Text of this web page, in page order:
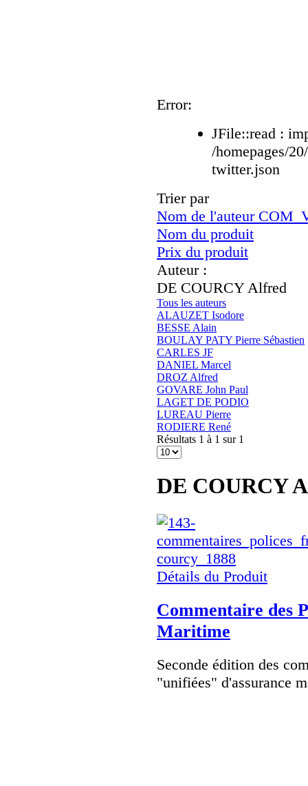
Error:
JFile::read :
/homepages/
twitter.json
Trier par
Nom de l'auteur
Nom du produit
Prix du produit
Auteur :
DE COURCY Alfred
Tous les auteurs
ALAUZET Isodore
BESSE Alain
BOULAY PATY Pierre Sébastien
CARLES JF
DANIEL Marcel
DROZ Alfred
GOVARE John Paul
LAGET DE PODIO
LUREAU Pierre
RODIERE René
Résultats 1 à 1 sur 1
DE COURCY
Détails du Produit
Commentaire des
Maritime
Seconde édition des
"unifiées" d'assurance